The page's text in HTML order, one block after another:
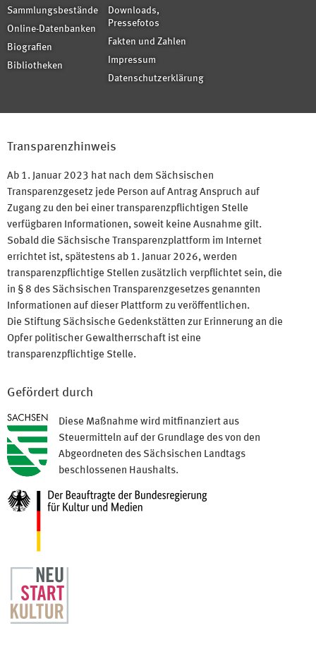
Sammlungsbestände
Online-Datenbanken
Biografien
Bibliotheken
Downloads,
Pressefotos
Fakten und Zahlen
Impressum
Datenschutzerklärung
Transparenzhinweis
Ab 1. Januar 2023 hat nach dem Sächsischen
Transparenzgesetz jede Person auf Antrag Anspruch auf
Zugang zu den bei einer transparenzpflichtigen Stelle
verfügbaren Informationen, soweit keine Ausnahme gilt.
Sobald die Sächsische Transparenzplattform im Internet
errichtet ist, spätestens ab 1. Januar 2026, werden
transparenzpflichtige Stellen zusätzlich verpflichtet sein, die
in § 8 des Sächsischen Transparenzgesetzes genannten
Informationen auf dieser Plattform zu veröffentlichen.
Die Stiftung Sächsische Gedenkstätten zur Erinnerung an die
Opfer politischer Gewaltherrschaft ist eine
transparenzpflichtige Stelle.
Gefördert durch
Diese Maßnahme wird mitfinanziert aus
Steuermitteln auf der Grundlage des von den
Abgeordneten des Sächsischen Landtags
beschlossenen Haushalts.